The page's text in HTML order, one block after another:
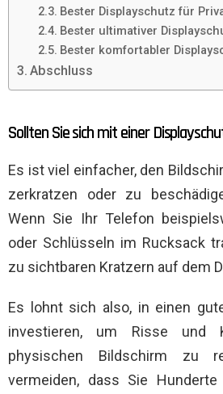
Bester Displayschutz für
Bester ultimativer
Bester komfortabler
Abschluss
Sollten Sie sich mit einer
Es ist viel einfacher, den
zerkratzen oder zu
Wenn Sie Ihr Telefon
oder Schlüsseln im Rucksack
zu sichtbaren Kratzern auf dem
Es lohnt sich also, in einen
investieren, um Risse und
physischen Bildschirm zu
vermeiden, dass Sie